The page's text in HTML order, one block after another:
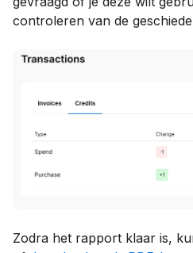
controleren van de
Zodra het rapport klaar is,